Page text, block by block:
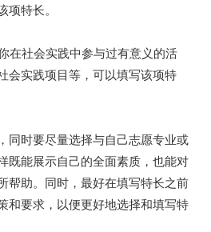
特长。
在社会实践中参与过有意义的活
会实践项目等，可以填写该项特
同时要尽量选择与自己志愿专业或
既能展示自己的全面素质，也能对
帮助。同时，最好在填写特长之前
和要求，以便更好地选择和填写特